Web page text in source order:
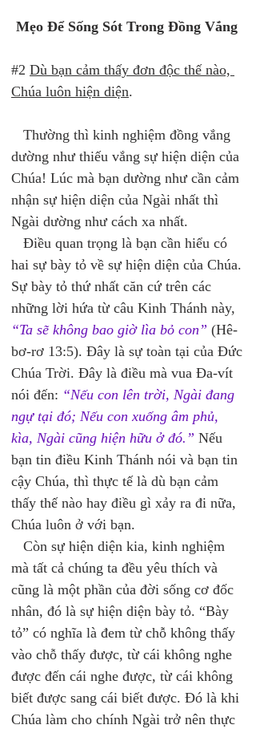
Mẹo Để Sống Sót Trong Đồng Vắng
#2 Dù bạn cảm thấy đơn độc thế nào,
Chúa luôn hiện diện.
Thường thì kinh nghiệm đồng vắng
dường như thiếu vắng sự hiện diện của
Chúa! Lúc mà bạn dường như cần cảm
nhận sự hiện diện của Ngài nhất thì
Ngài dường như cách xa nhất.
Điều quan trọng là bạn cần hiểu có
hai sự bày tỏ về sự hiện diện của Chúa.
Sự bày tỏ thứ nhất căn cứ trên các
những lời hứa từ câu Kinh Thánh này,
“Ta sẽ không bao giờ lìa bỏ con” (Hê-
bơ-rơ 13:5). Đây là sự toàn tại của Đức
Chúa Trời. Đây là điều mà vua Đa-vít
nói đến: “Nếu con lên trời, Ngài đang
ngự tại đó; Nếu con xuống âm phủ,
kìa, Ngài cũng hiện hữu ở đó.” Nếu
bạn tin điều Kinh Thánh nói và bạn tin
cậy Chúa, thì thực tế là dù bạn cảm
thấy thế nào hay điều gì xảy ra đi nữa,
Chúa luôn ở với bạn.
Còn sự hiện diện kia, kinh nghiệm
mà tất cả chúng ta đều yêu thích và
cũng là một phần của đời sống cơ đốc
nhân, đó là sự hiện diện bày tỏ. “Bày
tỏ” có nghĩa là đem từ chỗ không thấy
vào chỗ thấy được, từ cái không nghe
được đến cái nghe được, từ cái không
biết được sang cái biết được. Đó là khi
Chúa làm cho chính Ngài trở nên thực